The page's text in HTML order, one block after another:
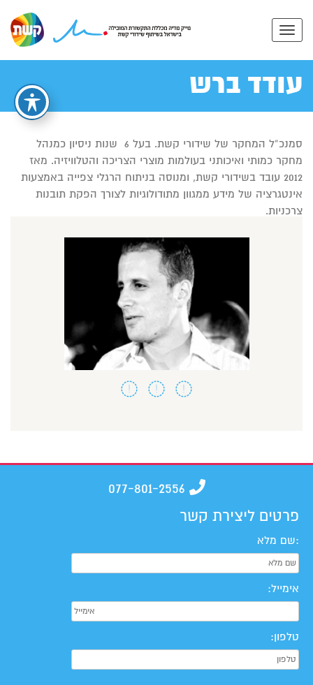
עודד ברש
סמנכ”ל המחקר של שידורי קשת. בעל 6 שנות ניסיון כמנהל
מחקר כמותי ואיכותני בעולמות מוצרי הצריכה והטלוויזיה. מאז
2012 עובד בשידורי קשת, ומנוסה בניתוח הרגלי צפייה באמצעות
אינטגרציה של מידע ממגוון מתודולוגיות לצורך הפקת תובנות
צרכניות.
פרטים ליצירת קשר
:שם מלא
אימייל:
טלפון: